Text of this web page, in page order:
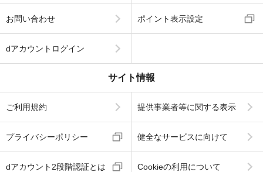
お問い合わせ ポイント表示設定
dアカウントログイン
サイト情報
ご利用規約 提供事業者等に関する表示
プライバシーポリシー 健全なサービスに向けて
dアカウント2段階認証とは Cookieの利用について